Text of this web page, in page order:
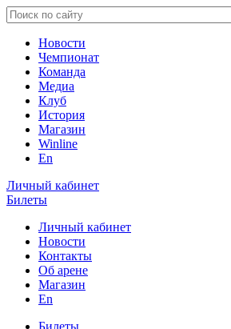
Новости
Чемпионат
Команда
Медиа
Клуб
История
Магазин
Winline
En
Личный кабинет
Билеты
Личный кабинет
Новости
Контакты
Об арене
Магазин
En
Билеты